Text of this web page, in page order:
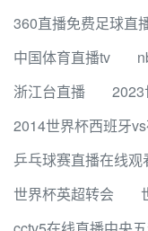
360直播免费足球直
中国体育直播tv
浙江台直播
2023
2014世界杯西班牙
乒乓球赛直播在线观
世界杯英超转会